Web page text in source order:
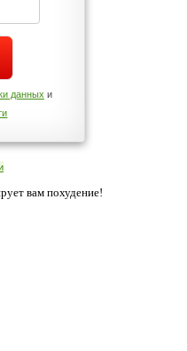
вы соглашаетесь с нашей